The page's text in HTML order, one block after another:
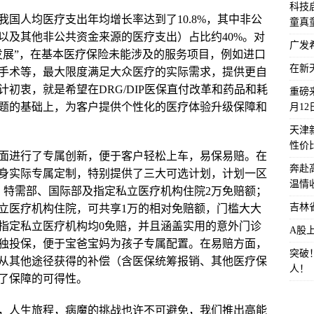
国人均医疗支出年均增长率达到了10.8%，其中非公
及其他非公共资金来源的医疗支出）占比约40%。对
”，在基本医疗保险未能涉及的服务项目，例如进口
术等，最大限度满足大众医疗的实际需求，提供更自
初衷，就是希望在DRG/DIP医保直付改革和药品和耗
的基础上，为客户提供个性化的医疗体验升级保障和
进行了专属创新，便于客户轻松上车，易保易赔。在
实际专属定制，特别提供了三大可选计划，计划一区
需部、国际部及指定私立医疗机构住院2万免赔额；
医疗机构住院，可共享1万的相对免赔额，门槛大大
定私立医疗机构均0免赔，并且涵盖实用的意外门诊
保，便于宝爸宝妈为孩子专属配置。在易赔方面，
其他途径获得的补偿（含医保统筹报销、其他医疗保
保障的可得性。
人生旅程，病魔的挑战也许不可避免，我们推出高能
科技
童真
广发
在新
重磅
月12
天津
性价
奔赴
温情
吉林
A股
突破
人！